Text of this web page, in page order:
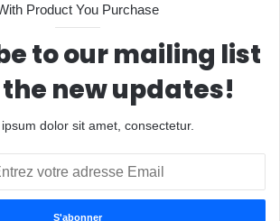
Product You Purchase
to our mailing list
new updates!
dolor sit amet, consectetur.